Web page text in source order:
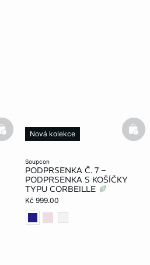
basketfull
soupcon
PODPRSENKA Č. 7 –
PODPRSENKA S KOŠÍČKY
TYPU CORBEILLE
Kč 999.00
Nová kolekce